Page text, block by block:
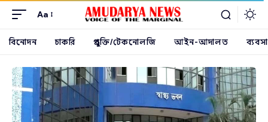
Aa
বিনোদন চাকরি প্রযুক্তি/টেকনোলজি আইন-আদালত ব্যবসা